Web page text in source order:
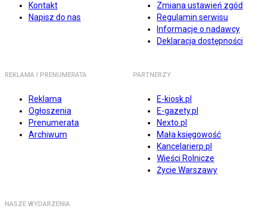
Kontakt
Napisz do nas
Zmiana ustawień zgód
Regulamin serwisu
Informacje o nadawcy
Deklaracja dostępności
REKLAMA I PRENUMERATA
Reklama
Ogłoszenia
Prenumerata
Archiwum
PARTNERZY
E-kiosk.pl
E-gazety.pl
Nexto.pl
Mała księgowość
Kancelarierp.pl
Wieści Rolnicze
Życie Warszawy
NASZE WYDARZENIA